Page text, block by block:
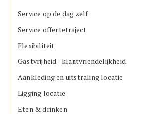
Service op de dag zelf
Service offertetraject
Flexibiliteit
Gastvrijheid - klantvriendelijkheid
Aankleding en uitstraling locatie
Ligging locatie
Eten & drinken